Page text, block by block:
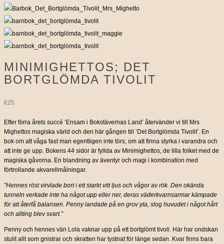
MINIMIGHETTOS; DET
BORTGLÖMDA TIVOLIT
€25
Efter förra årets succé ’Ensam i Bokstävernas Land’ återvänder vi till Mrs
Mighettos magiska värld och den här gången till ’Det Bortglömda Tivolit’. En
bok om att våga fast man egentligen inte törs, om att finna styrka i varandra och
att inte ge upp. Bokens 44 sidor är fyllda av Minimighettos, de lilla folket med de
magiska gåvorna. En blandning av äventyr och magi i kombination med
förtrollande akvarellmålningar.
”Hennes röst virvlade bort i ett starkt vitt ljus och vågor av rök. Den okända
tunneln verkade inte ha något upp eller ner, deras väderkvarnsarmar kämpade
för att återfå balansen. Penny landade på en grov yta, slog huvudet i något hårt
och allting blev svart.”
Penny och hennes vän Lola vaknar upp på ett bortglömt tivoli. Här har ondskan
stulit allt som gnistrar och skratten har tystnat för länge sedan. Kvar finns bara